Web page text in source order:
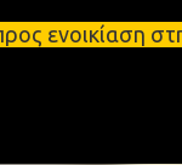
Σπάρτη